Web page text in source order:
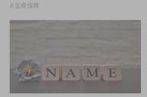
#生命保険